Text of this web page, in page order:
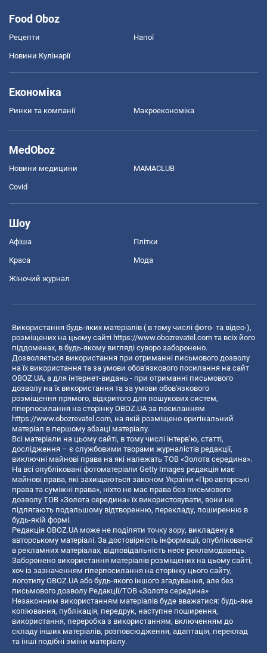
Food Oboz
Рецепти Напої
Новини Кулінарії
Економіка
Ринки та компанії Макроекономіка
MedOboz
Новини медицини MAMACLUB
Covid
Шоу
Афіша Плітки
Краса Мода
Жіночий журнал
Використання будь-яких матеріалів ( в тому числі фото- та відео-),
розміщених на цьому сайті https://www.obozrevatel.com та всіх його
піддоменах, в будь-якому вигляді суворо заборонено.
Дозволяється використання при отриманні письмового дозволу
на їх використання та за умови обов'язкового посилання на сайт
OBOZ.UA, а для інтернет-видань - при отриманні письмового
дозволу на їх використання та за умови обов'язкового
розміщення прямого, відкритого для пошукових систем,
гіперпосилання на сторінку OBOZ.UA за посиланням
https://www.obozrevatel.com, на якій розміщено оригінальний
матеріал в першому абзаці матеріалу.
Всі матеріали на цьому сайті, в тому числі інтерв’ю, статті,
дослідження – є службовими творами журналістів редакції,
виключні майнові права на які належать ТОВ «Золота середина».
На всі опубліковані фотоматеріали Getty Images редакція має
майнові права, які захищаються законом України «Про авторські
права та суміжні права», ніхто не має права без письмового
дозволу ТОВ «Золота середина» їх використовувати, вони не
підлягають подальшому відтворенню, перекладу, поширенню в
будь-якій формі.
Редакція OBOZ.UA може не поділяти точку зору, викладену в
авторському матеріалі. За достовірність інформації, опублікованої
в рекламних матеріалах, відповідальність несе рекламодавець.
Заборонено використання матеріалів розміщених на цьому сайті,
хоч із зазначенням гіперпосилання на сторінку цього сайту,
логотипу OBOZ.UA або будь-якого іншого згадування, але без
письмового дозволу Редакції/ТОВ «Золота середина»
Незаконним використанням матеріалів буде вважатися: будь-яке
копiювання, публiкацiя, передрук, наступне поширення,
використання, переробка з використанням, включенням до
складу інших матеріалів, розповсюдження, адаптація, переклад
та інші подібні зміни матеріалу.